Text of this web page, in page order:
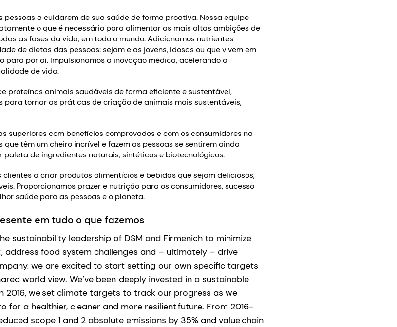
pessoas a cuidarem de sua saúde de forma proativa. Nossa equipe
o que é necessário para alimentar as mais altas ambições de
as fases da vida, em todo o mundo. Adicionamos nutrientes
de dietas das pessoas: sejam elas jovens, idosas ou que vivem em
para por aí. Impulsionamos a inovação médica, acelerando a
de vida.
proteínas animais saudáveis de forma eficiente e sustentável,
para tornar as práticas de criação de animais mais sustentáveis,
superiores com benefícios comprovados e com os consumidores na
têm um cheiro incrível e fazem as pessoas se sentirem ainda
paleta de ingredientes naturais, sintéticos e biotecnológicos.
clientes a criar produtos alimentícios e bebidas que sejam deliciosos,
Proporcionamos prazer e nutrição para os consumidores, sucesso
saúde para as pessoas e o planeta.
em tudo o que fazemos
sustainability leadership of DSM and Firmenich to minimize
address food system challenges and – ultimately – drive
we are excited to start setting our own specific targets
world view. We’ve been deeply invested in a sustainable
2016, we set climate targets to track our progress as we
for a healthier, cleaner and more resilient future. From 2016-
scope 1 and 2 absolute emissions by 35% and value chain